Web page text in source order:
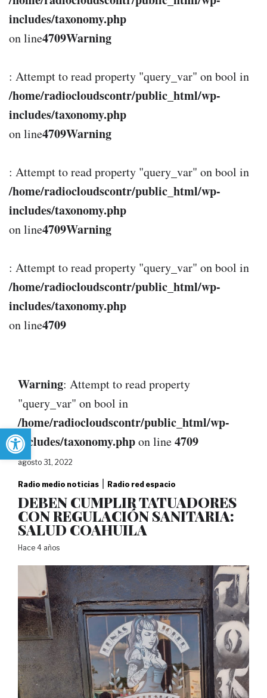
Abrir barra de herramientas
includes/taxonomy.php
on line4709Warning
: Attempt to read property "query_var" on bool in
/home/radiocloudscontr/public_html/wp-
includes/taxonomy.php
on line4709Warning
: Attempt to read property "query_var" on bool in
/home/radiocloudscontr/public_html/wp-
includes/taxonomy.php
on line4709Warning
: Attempt to read property "query_var" on bool in
/home/radiocloudscontr/public_html/wp-
includes/taxonomy.php
on line4709
Warning: Attempt to read property
"query_var" on bool in
/home/radiocloudscontr/public_html/wp-
includes/taxonomy.phpon line4709
agosto 31, 2022
Radio medio noticias | Radio red espacio
DEBEN CUMPLIR TATUADORES
CON REGULACIÓN SANITARIA:
SALUD COAHUILA
Hace 4 años